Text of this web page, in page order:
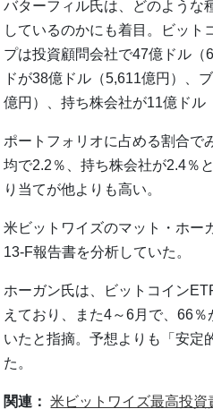
バターフィル氏は、どのような
しているのかにも着目。ビット
プは投資顧問会社で47億ドル（
ドが38億ドル（5,611億円）、
億円）、持ち株会社が11億ドル
ポートフォリオに占める割合で
均で2.2％、持ち株会社が2.4％
り当てが他よりも高い。
米ビットワイズのマット・ホー
13-F報告書を分析していた。
ホーガン氏は、ビットコイン
えており、また4～6月で、66
いたと指摘。予想よりも「安定
た。
関連：
米ビットワイズ最高投